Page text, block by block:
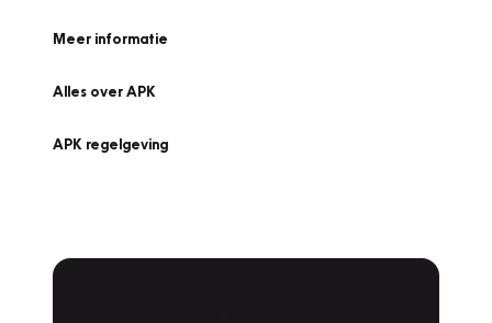
Meer informatie
Alles over APK
APK regelgeving